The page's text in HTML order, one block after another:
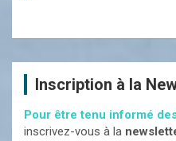
e
Inscription à la
Pour être tenu informé
inscrivez-vous à la